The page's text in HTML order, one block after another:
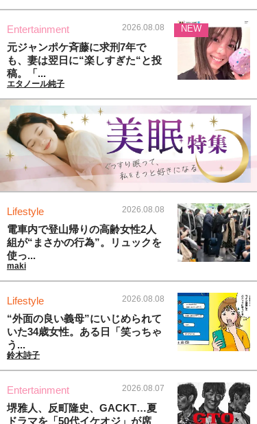
Entertainment 2026.08.08
元ジャンポケ斉藤に求刑7年で
も、妻は翌日に“楽しすぎた“と投
稿。「...
エタノール純子
NEW
Lifestyle 2026.08.08
電車内で登山帰りの高齢女性2人
組が“まさかの行為”。リュックを
使っ...
maki
Lifestyle 2026.08.08
“外面の良い義母”にいじめられて
いた34歳女性。ある日「笑っちゃ
う...
鈴木詩子
Entertainment 2026.08.07
堺雅人、反町隆史、GACKT…夏
ドラマを「50代イケオジ」が席